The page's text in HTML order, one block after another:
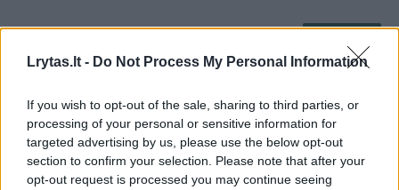
Lrytas.lt - Do Not Process My Personal Information
If you wish to opt-out of the sale, sharing to third parties, or
processing of your personal or sensitive information for
targeted advertising by us, please use the below opt-out
section to confirm your selection. Please note that after your
opt-out request is processed you may continue seeing
įtariamasis
00:03:30
Teisme raudojęs nepilnametės skriaudikas iš Jurbarko
išvengė kalėjimo gultų